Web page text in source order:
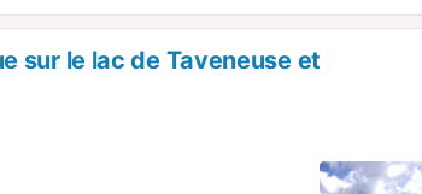
sur le lac de Taveneuse et